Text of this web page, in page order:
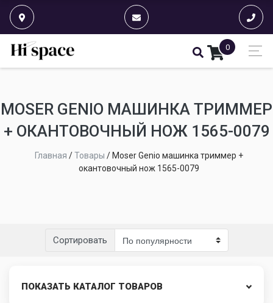
0
MOSER GENIO МАШИНКА ТРИММЕР
+ ОКАНТОВОЧНЫЙ НОЖ 1565-0079
Главная /Товары / Moser Genio машинка триммер +
окантовочный нож 1565-0079
Сортировать
ПОКАЗАТЬ КАТАЛОГ ТОВАРОВ